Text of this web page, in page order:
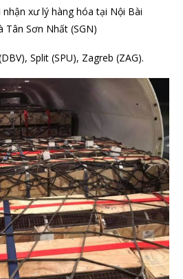
xư lý hàng hóa tại Nội Bài
Tân Sơn Nhất (SGN)
Split (SPU), Zagreb (ZAG).